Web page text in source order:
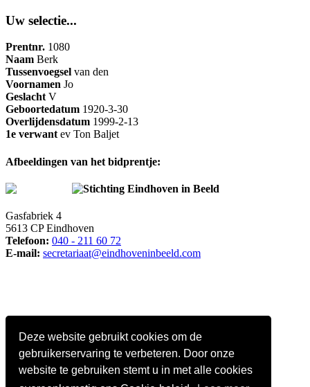
Deze website gebruikt cookies om de
gebruikerservaring te verbeteren. Door onze
website te gebruiken stemt u in met alle cookies
Uw selectie...
Prentnr. 1080
Naam Berk
Tussenvoegsel van den
Voornamen Jo
GeslachtV
Geboortedatum 1920-3-30
Overlijdensdatum 1999-2-13
1e verwantev Ton Baljet
Afbeeldingen van het bidprentje:
Stichting Eindhoven in Beeld
Gasfabriek 4
5613 CP Eindhoven
Telefoon: 040 - 211 60 72
E-mail: secretariaat@eindhoveninbeeld.com